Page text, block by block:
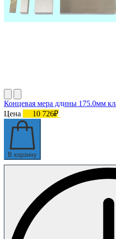
Концевая мера длины 175.0мм
Цена
10 726₽
В корзину